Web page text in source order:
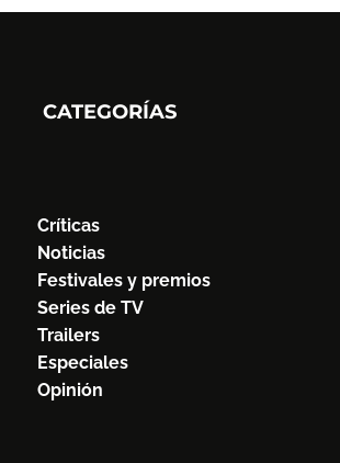
CATEGORÍAS
Críticas
Noticias
Festivales y premios
Series de TV
Trailers
Especiales
Opinión